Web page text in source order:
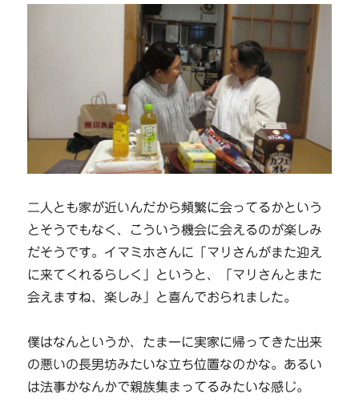
二人とも家が近いんだから頻繁に会ってるかという
とそうでもなく、こういう機会に会えるのが楽しみ
だそうです。イマミホさんに「マリさんがまた迎え
に来てくれるらしく」というと、「マリさんとまた
会えますね、楽しみ」と喜んでおられました。
僕はなんというか、たまーに実家に帰ってきた出来
の悪いの長男坊みたいな立ち位置なのかな。あるい
は法事かなんかで親族集まってるみたいな感じ。